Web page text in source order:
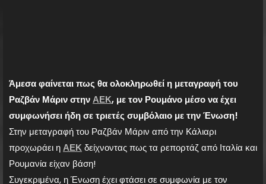
Άμεσα φαίνεται πως θα ολοκληρωθεί η μεταγραφή του
Ραζβάν Μάριν στηνΑΕΚ, με τον Ρουμάνο μέσο να έχει
συμφωνήσει ήδη σε τριετές συμβόλαιο με την Ένωση!
Στην μεταγραφή του Ραζβάν Μάριν από την Κάλιαρι
προχωράει ηΑΕΚδείχνοντας πως τα ρεπορτάζ από Ιταλία και
Ρουμανία είχαν βάση!
Συγεκριμένα, η Ένωση έχει φτάσει σε συμφωνία με τον